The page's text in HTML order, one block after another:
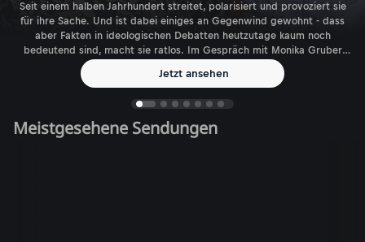
Seit einem halben Jahrhundert streitet, polarisiert und provoziert sie
für ihre Sache. Und ist dabei einiges an Gegenwind gewohnt - dass
aber Fakten in ideologischen Debatten heutzutage kaum noch
bedeutend sind, macht sie ratlos. Im Gespräch mit Monika Gruber
spricht die Journalistin, Autorin und Verlegerin über den aktuellen
Feminismus - und die gefühlt immer größer werdende Zahl
Jetzt ansehen
Meistgesehene Sendungen